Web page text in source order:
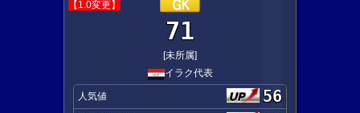
【1.0変更】
71
[未所属]
イラク代表
人気値 56